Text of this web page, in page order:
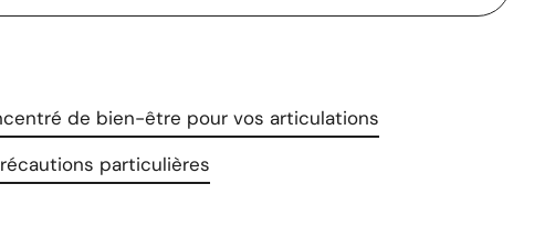
de bien-être pour vos articulations
particulières